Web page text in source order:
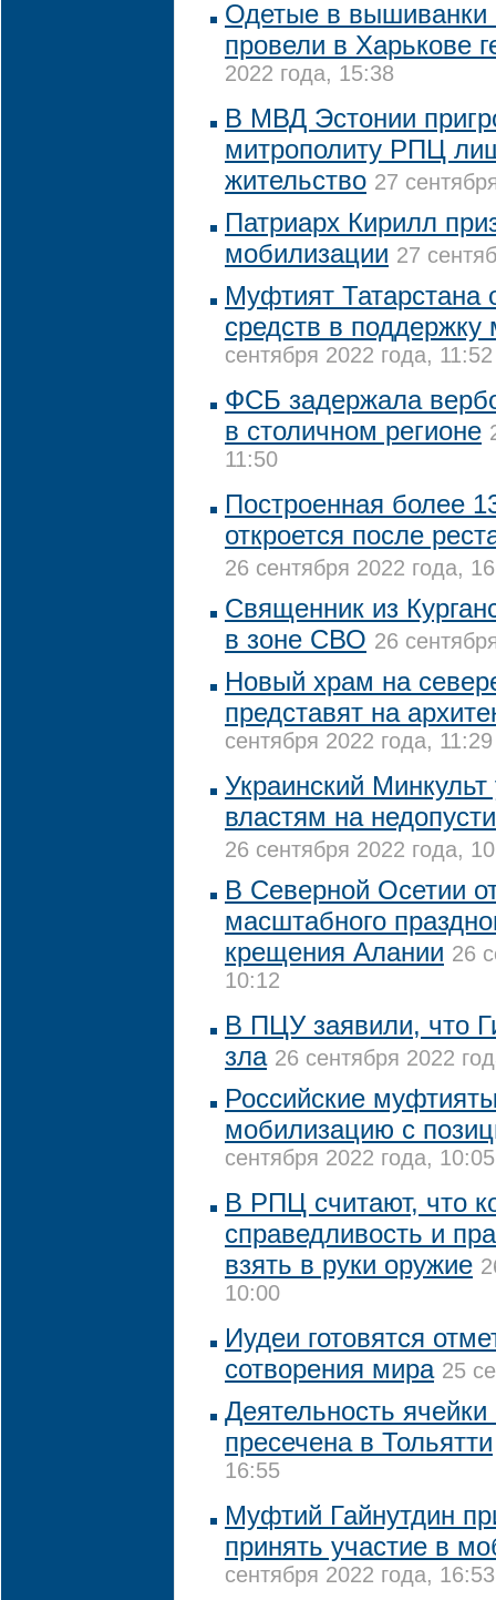
Одетые в вышиванки
провели в Харькове
2022 года, 15:38
В МВД Эстонии
митрополиту РПЦ
жительство 27
Патриарх Кирилл
мобилизации 27
Муфтият Татарстана
средств в
сентября 2022 года, 11:52
ФСБ задержала
в столичном регионе
11:50
Построенная более
откроется после
26 сентября 2022 года,
Священник из
в зоне СВО 26
Новый храм на
представят на
сентября 2022 года, 11:29
Украинский
властям на
26 сентября 2022 года,
В Северной Осетии
масштабного
крещения Алании 26
10:12
В ПЦУ заявили, что
зла 26 сентября 2022
Российские
мобилизацию с
сентября 2022 года, 10:05
В РПЦ считают, что
справедливость и
взять в руки оружие
10:00
Иудеи готовятся
сотворения мира 25
Деятельность ячейки
пресечена в Тольятти
16:55
Муфтий Гайнутдин
принять участие в
сентября 2022 года, 16:53